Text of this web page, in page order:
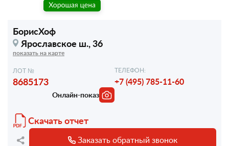
БорисХоф
Ярославское ш., 36
показать на карте
ЛОТ №
8685173
ТЕЛЕФОН:
+7 (495) 785-11-60
Онлайн-показ
Скачать отчет
Заказать обратный звонок